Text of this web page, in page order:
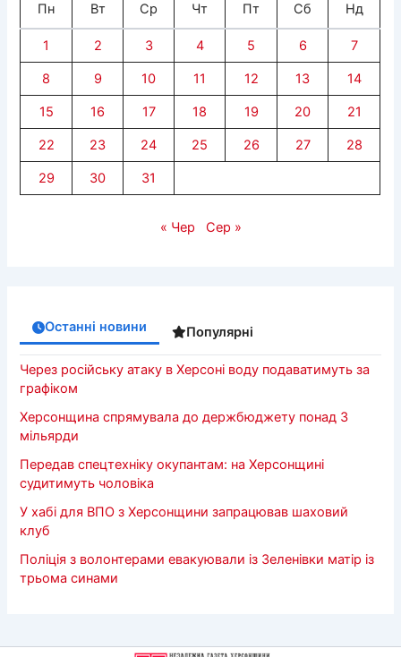
Пн Вт Ср Чт Пт Сб Нд
1 2 3 4 5 6 7
8 9 10 11 12 13 14
15 16 17 18 19 20 21
22 23 24 25 26 27 28
29 30 31
« Чер Сер »
Останні новини Популярні
Через російську атаку в Херсоні воду подаватимуть за
графіком
Херсонщина спрямувала до держбюджету понад 3
мільярди
Передав спецтехніку окупантам: на Херсонщині
судитимуть чоловіка
У хабі для ВПО з Херсонщини запрацював шаховий
клуб
Поліція з волонтерами евакуювали із Зеленівки матір із
трьома синами